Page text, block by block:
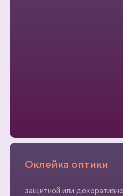
Оклейка оптики
защитной или